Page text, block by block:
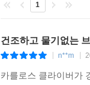
1
건조하고 물기없는
n**m
카를로스 클라이버가